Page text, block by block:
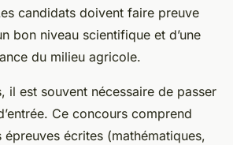
candidats doivent faire preuve
bon niveau scientifique et d’une
du milieu agricole.
il est souvent nécessaire de passer
Ce concours comprend
épreuves écrites (mathématiques,